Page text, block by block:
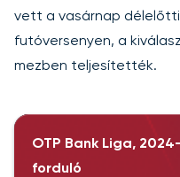
vett a vasárnap
futóversenyen, a
mezben teljesítették.
OTP Bank Liga,
forduló